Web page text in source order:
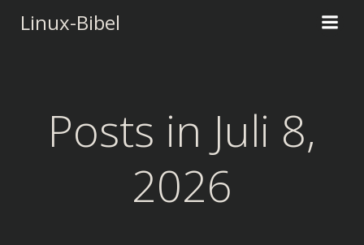
Linux-Bibel
Posts in Juli 8,
2026